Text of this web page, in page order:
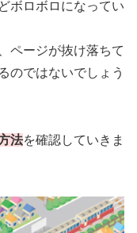
ボロボロになってい
ページが抜け落ちて
のではないでしょう
法を確認していきま